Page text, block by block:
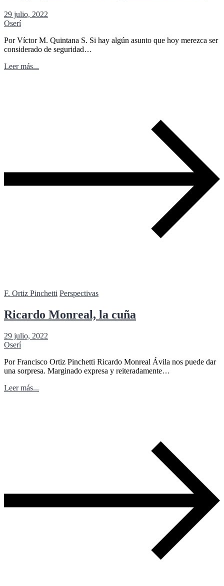
29 julio, 2022
Oserí
Por Víctor M. Quintana S. Si hay algún asunto que hoy merezca ser
considerado de seguridad…
Leer más...
F. Ortiz Pinchetti Perspectivas
Ricardo Monreal, la cuña
29 julio, 2022
Oserí
Por Francisco Ortiz Pinchetti Ricardo Monreal Ávila nos puede dar
una sorpresa. Marginado expresa y reiteradamente…
Leer más...